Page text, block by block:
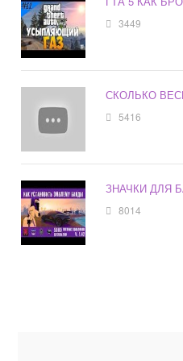
3449
СКОЛЬКО
5416
ЗНАЧКИ ДЛЯ
8014